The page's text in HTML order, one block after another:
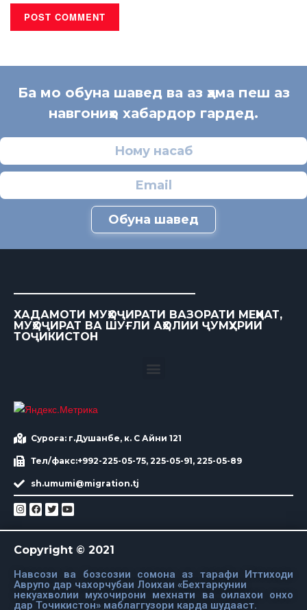
Ба мо обуна шавед ва аз ҳама пеш аз
навгониҳо хабардор гардед.
Обуна шавед
ХАДАМОТИ МУҲОҶИРАТИ ВАЗОРАТИ МЕҲНАТ,
МУҲОҶИРАТ ВА ШУҒЛИ АҲОЛИИ ҶУМҲУРИИ
ТОҶИКИСТОН
Суроға: г.Душанбе, к. С Айни 121
Тел/факс:+992-225-05-75, 225-05-91, 225-05-89
sh.umumi@migration.tj
Copyright © 2021
Навсози ва бозсозии сомона аз тарафи Иттиходи
Аврупо дар чахорчубаи Лоихаи «Бехтаркунии
некуахволии мухочирони мехнати ва оилахои онхо
дар Точикистон» маблаггузори карда шудааст.